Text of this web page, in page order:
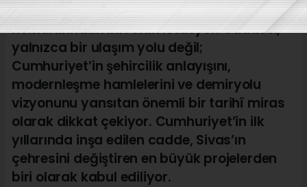
Sivas’ın bugün en bilinen ve en işlek
noktalarından biri olan İstasyon Caddesi,
yalnızca bir ulaşım yolu değil;
Cumhuriyet’in şehircilik anlayışını,
modernleşme hamlelerini ve demiryolu
vizyonunu yansıtan önemli bir tarihî miras
olarak dikkat çekiyor. Cumhuriyet’in ilk
yıllarında inşa edilen cadde, Sivas’ın
çehresini değiştiren en büyük projelerden
biri olarak kabul ediliyor.